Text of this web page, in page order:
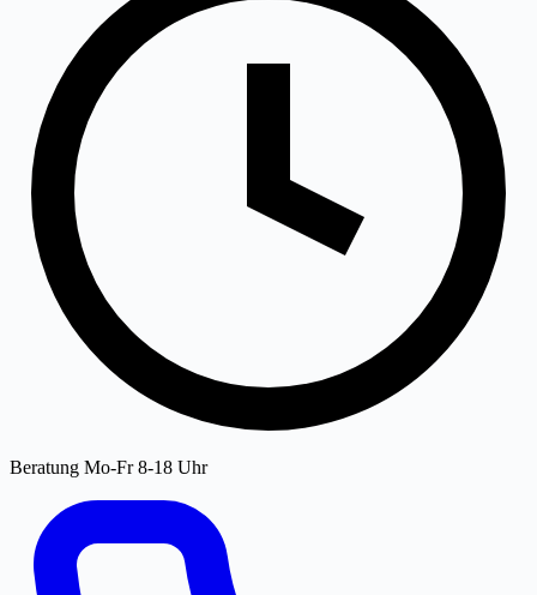
Beratung Mo-Fr 8-18 Uhr